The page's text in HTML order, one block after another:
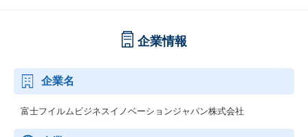
企業情報
企業名
富士フイルムビジネスイノベーションジャパン株式会社